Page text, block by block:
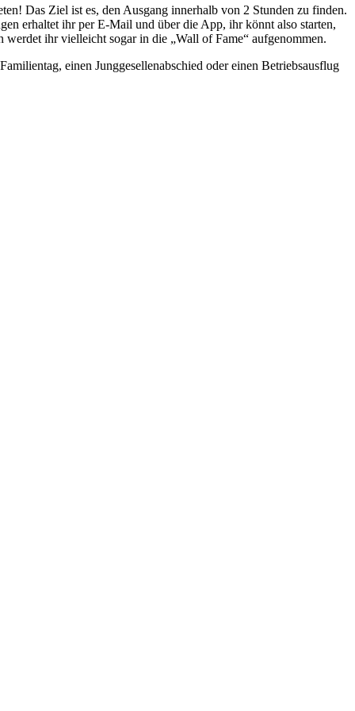
Das Ziel ist es, den Ausgang innerhalb von 2 Stunden zu finden.
erhaltet ihr per E-Mail und über die App, ihr könnt also starten,
ihr vielleicht sogar in die „Wall of Fame“ aufgenommen.
einen Junggesellenabschied oder einen Betriebsausflug